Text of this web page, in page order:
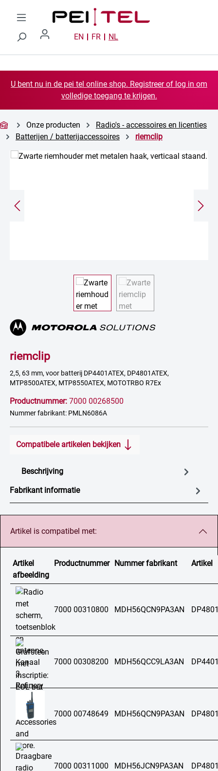
Ga naar de hoofdinhoud
EN FR NL
U bent nu in de pei tel online shop. Registreer of log in om
volledige toegang te krijgen.
Onze producten
Radio's - accessoires en licenties
Batterijen / batterijaccessoires
riemclip
Afbeeldingengalerij overslaan
riemclip
2,5, 63 mm, voor batterij DP4401ATEX, DP4801ATEX,
MTP8500ATEX, MTP8550ATEX, MOTOTRBO R7Ex
Productnummer: 7000 00268500
Nummer fabrikant: PMLN6086A
Compatibele artikelen bekijken
Beschrijving
Fabrikant informatie
Artikel is compatibel met:
Artikel
afbeelding
Productnummer Nummer fabrikant Artikel
7000 00310800 MDH56QCN9PA3AN
7000 00308200 MDH56QCC9LA3AN
7000 00748649 MDH56QCN9PA3AN
7000 00311000 MDH56JCN9PA3AN